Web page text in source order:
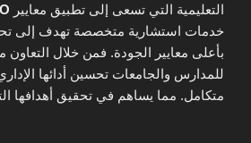
التعليمية التي تسعى إلى تطبيق معايير
خدمات استشارية متخصصة تهدف إلى
بأعلى معايير الجودة. فمن خلال التعاون
للمدارس والجامعات تحسين أدائها
متكامل. مما يساهم في تحقيق أهدافها